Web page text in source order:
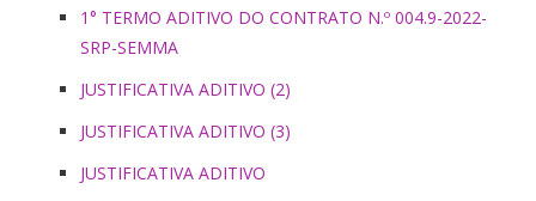
1° TERMO ADITIVO DO CONTRATO N.º 004.9-2022-
SRP-SEMMA
JUSTIFICATIVA ADITIVO (2)
JUSTIFICATIVA ADITIVO (3)
JUSTIFICATIVA ADITIVO